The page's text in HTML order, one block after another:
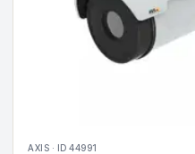
AXIS · ID 44991